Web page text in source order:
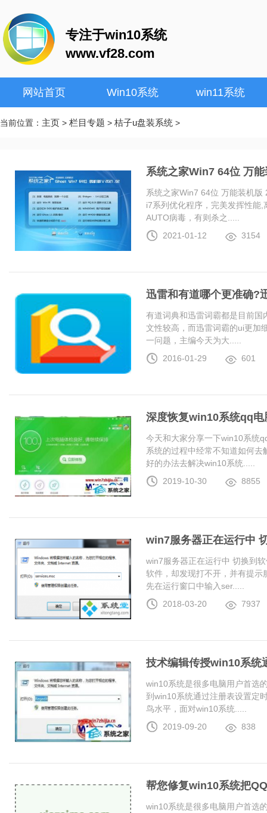
专注于win10系统
www.vf28.com
网站首页 Win10系统 win11系统
当前位置： 主页 > 栏目专题 > 桔子u盘装系统 >
系统之家Win7 64位 万
系统之家Win7 64位 万能装机
i7系列优化程序，完美发挥性能
AUTO病毒，有则杀之.....
2021-01-12
3154
迅雷和有道哪个更准确?
有道词典和迅雷词霸都是目前
文性较高，而迅雷词霸的ui更加
一问题，主编今天为大.....
2016-01-29
601
深度恢复win10系统qq
今天和大家分享一下win10系统
系统的过程中经常不知道如何
好的办法去解决win10系统.....
2019-10-30
8855
win7服务器正在运行中
win7服务器正在运行中 切换到
软件，却发现打不开，并有提
先在运行窗口中输入ser.....
2018-03-20
7937
技术编辑传授win10系统
win10系统是很多电脑用户首选
到win10系统通过注册表设置定
鸟水平，面对win10系统.....
2019-09-20
838
帮您修复win10系统把
win10系统是很多电脑用户首选